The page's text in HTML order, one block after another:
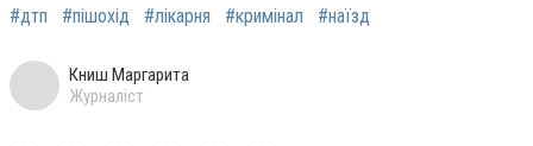
#дтп #пішохід #лікарня #кримінал #наїзд
Книш Маргарита
Журналіст